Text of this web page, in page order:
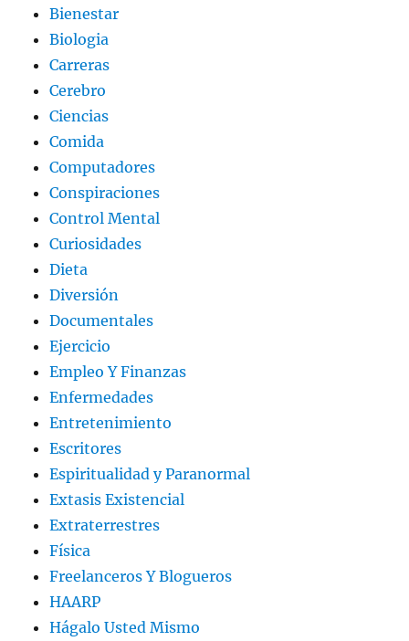
Bienestar
Biologia
Carreras
Cerebro
Ciencias
Comida
Computadores
Conspiraciones
Control Mental
Curiosidades
Dieta
Diversión
Documentales
Ejercicio
Empleo Y Finanzas
Enfermedades
Entretenimiento
Escritores
Espiritualidad y Paranormal
Extasis Existencial
Extraterrestres
Física
Freelanceros Y Blogueros
HAARP
Hágalo Usted Mismo